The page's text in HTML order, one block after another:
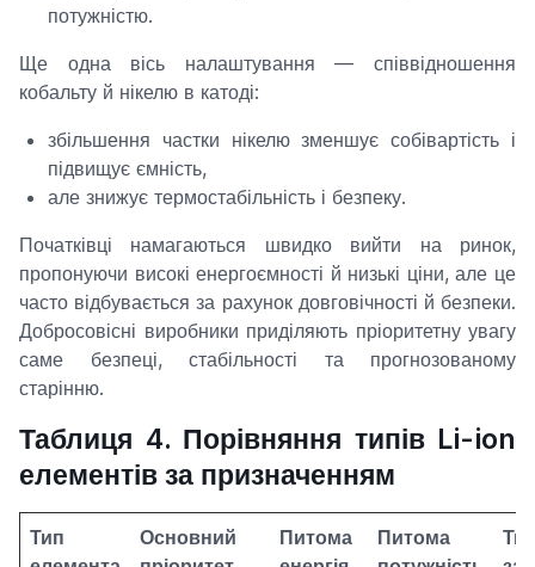
потужністю.
Ще одна вісь налаштування — співвідношення
кобальту й нікелю в катоді:
збільшення частки нікелю зменшує собівартість і
підвищує ємність,
але знижує термостабільність і безпеку.
Початківці намагаються швидко вийти на ринок,
пропонуючи високі енергоємності й низькі ціни, але це
часто відбувається за рахунок довговічності й безпеки.
Добросовісні виробники приділяють пріоритетну увагу
саме безпеці, стабільності та прогнозованому
старінню.
Таблиця 4. Порівняння типів Li-ion
елементів за призначенням
Тип
Основний
Питома
Питома